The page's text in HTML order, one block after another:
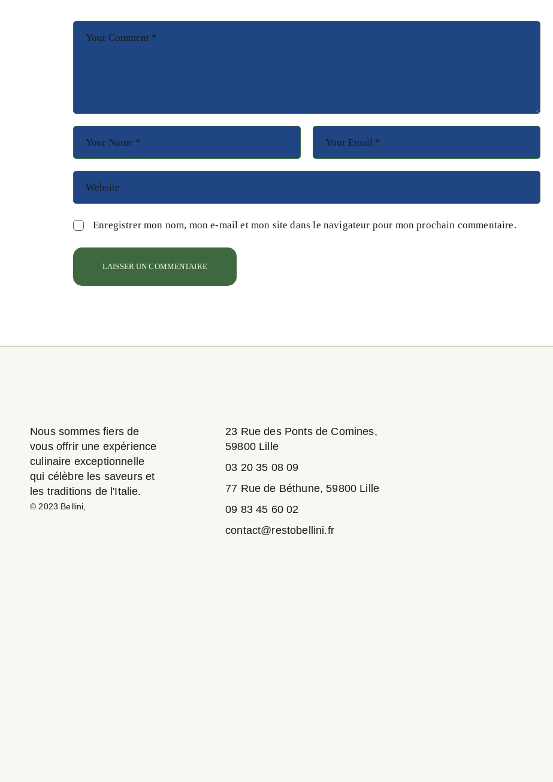
Enregistrer mon nom, mon e-mail et mon site dans le navigateur pour mon prochain commentaire.
LAISSER UN COMMENTAIRE
Nous sommes fiers de
vous offrir une expérience
culinaire exceptionnelle
qui célèbre les saveurs et
les traditions de l'Italie.
© 2023 Bellini
23 Rue des Ponts de Comines,
59800 Lille
03 20 35 08 09
77 Rue de Béthune, 59800 Lille
09 83 45 60 02
contact@restobellini.fr